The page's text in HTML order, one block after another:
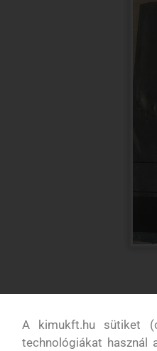
A kimukft.hu sütiket
technológiákat használ